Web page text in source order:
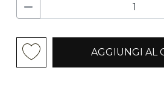
AGGIUNGI AL